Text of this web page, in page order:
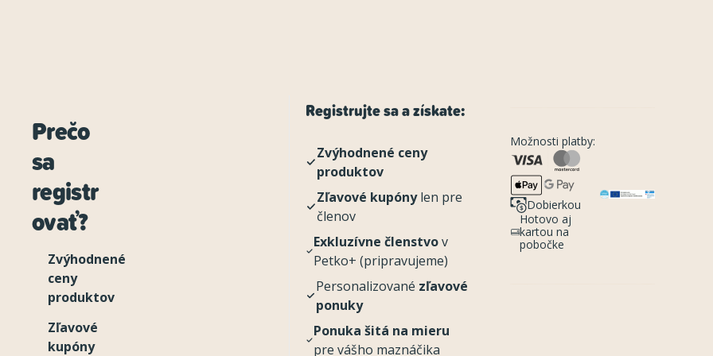
Prečo
sa
registr
ovať?
Zvýhodnené
ceny
produktov
Zľavové
kupóny
Registrujte sa a získate:
Zvýhodnené ceny
produktov
Zľavové kupónylen pre
členov
Exkluzívne členstvov
Petko+ (pripravujeme)
Personalizované zľavové
ponuky
Ponuka šitá na mieru
pre vášho maznáčika
Možnosti platby:
Dobierkou
Hotovo aj
kartou na
pobočke